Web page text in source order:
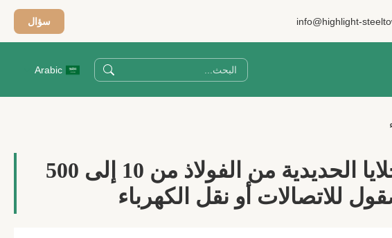
info@highlight- سؤال
Arabic
برج الخلايا الحديدية من الفولاذ من 10 إلى 500
للاتصالات أو نقل الكهرباء